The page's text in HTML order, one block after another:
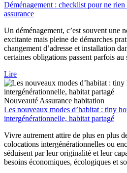
Déménagement : checklist pour ne
assurance
Un déménagement, c’est souvent une
excitante mais pleine de démarches
changement d’adresse et installation
certaines obligations passent parfois au
Lire
Nouveauté Assurance habitation
Les nouveaux modes d’habitat : tiny
intergénérationnelle, habitat partagé
Vivre autrement attire de plus en plus
colocations intergénérationnelles ou
séduisent par leur originalité et leur
besoins économiques, écologiques et